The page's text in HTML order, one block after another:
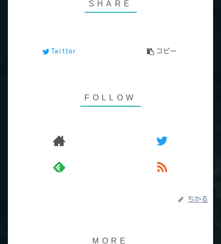
Twitter コピー
ちかる